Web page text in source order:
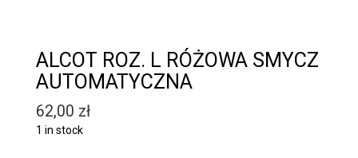
ALCOT ROZ. L RÓŻOWA SMYCZ
AUTOMATYCZNA
62,00 zł
1 in stock